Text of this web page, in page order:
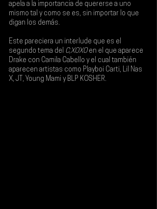
apela a la importancia de quererse a uno
mismo tal y como se es, sin importar lo que
digan los demás.
Este pareciera un interlude que es el
segundo tema del C,XOXO en el que aparece
Drake con Camila Cabello y el cual también
aparecen artistas como Playboi Carti, Lil Nas
X, JT, Young Mami y BLP KOSHER.